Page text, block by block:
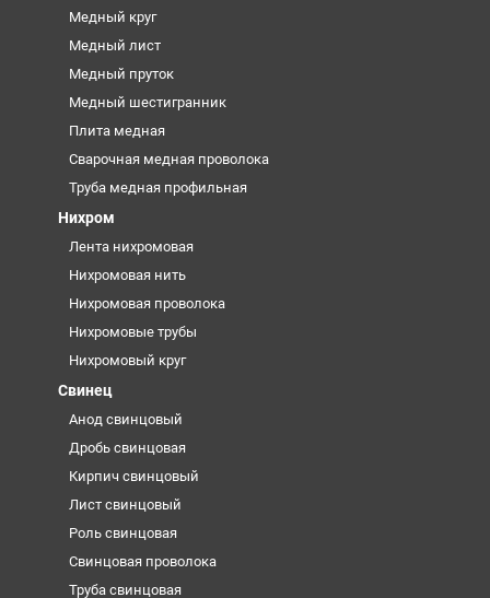
Медный круг
Медный лист
Медный пруток
Медный шестигранник
Плита медная
Сварочная медная проволока
Труба медная профильная
Нихром
Лента нихромовая
Нихромовая нить
Нихромовая проволока
Нихромовые трубы
Нихромовый круг
Свинец
Анод свинцовый
Дробь свинцовая
Кирпич свинцовый
Лист свинцовый
Роль свинцовая
Свинцовая проволока
Труба свинцовая